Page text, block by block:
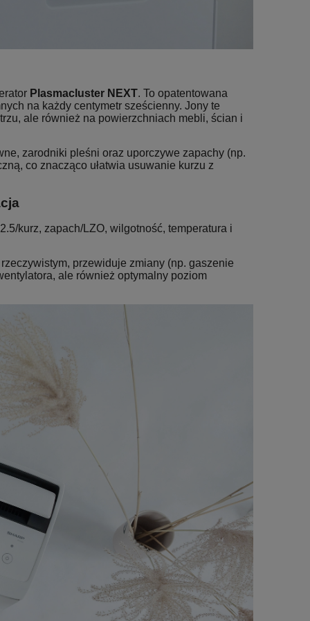
Plasmacluster NEXT. To opatentowana
na każdy centymetr sześcienny. Jony te
ale również na powierzchniach mebli, ścian i
zarodniki pleśni oraz uporczywe zapachy (np.
co znacząco ułatwia usuwanie kurzu z
kurz, zapach/LZO, wilgotność, temperatura i
przewiduje zmiany (np. gaszenie
ale również optymalny poziom